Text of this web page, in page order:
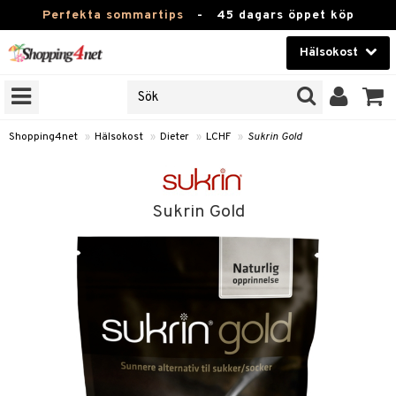
Perfekta sommartips - 45 dagars öppet köp
Hälsokost
Skönhet
Kontaktlinser
Leksaker, Barn & Baby
Varumärken
Kampanjer
Shopping4net » Hälsokost » Dieter » LCHF » Sukrin Gold
Sukrin Gold